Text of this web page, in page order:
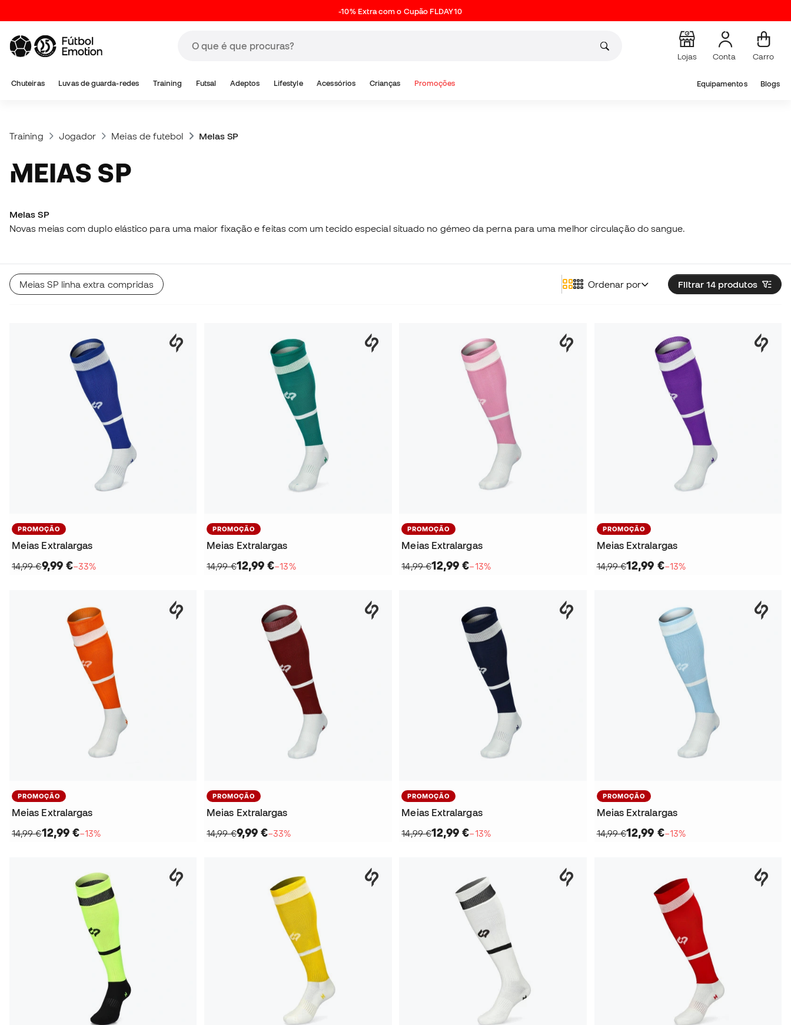
-10% Extra com o Cupão FLDAY10
Lojas Conta Carro
Chuteiras Luvas de guarda-redes Training Futsal Adeptos Lifestyle Acessórios Crianças Promoções Equipamentos Blogs
Training Jogador Meias de futebol Meias SP
MEIAS SP
Meias SP
Novas meias com duplo elástico para uma maior fixação e feitas com um tecido especial situado no gémeo da perna para uma melhor circulação do sangue.
Filtrar 14 produtos
Ordenar por
Meias SP linha extra compridas
PROMOÇÃO
Meias Extralargas
14,99 €9,99 €−33%
PROMOÇÃO
Meias Extralargas
14,99 €12,99 €−13%
PROMOÇÃO
Meias Extralargas
14,99 €12,99 €−13%
PROMOÇÃO
Meias Extralargas
14,99 €12,99 €−13%
PROMOÇÃO
Meias Extralargas
14,99 €12,99 €−13%
PROMOÇÃO
Meias Extralargas
14,99 €9,99 €−33%
PROMOÇÃO
Meias Extralargas
14,99 €12,99 €−13%
PROMOÇÃO
Meias Extralargas
14,99 €12,99 €−13%